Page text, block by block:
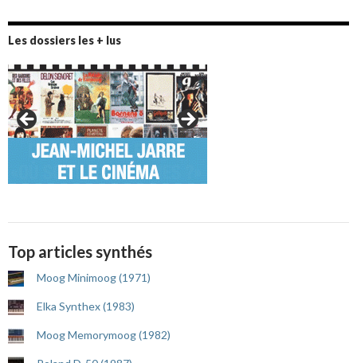
Les dossiers les + lus
Top articles synthés
Moog Minimoog (1971)
Elka Synthex (1983)
Moog Memorymoog (1982)